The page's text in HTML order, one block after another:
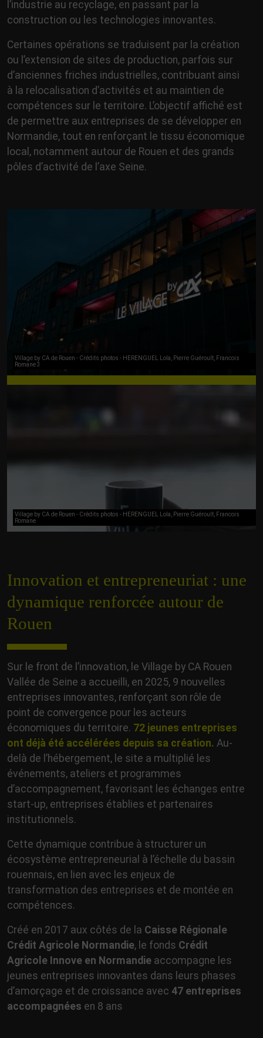
l’industrie au recyclage, en passant par la
construction ou les technologies innovantes.
Certaines opérations se traduisent par la création
ou l’extension de sites de production, parfois sur
d’anciennes friches industrielles, contribuant ainsi
à la relocalisation d’activités et au maintien de
compétences sur le territoire. L’objectif affiché est
de permettre aux entreprises de se développer en
Normandie, tout en renforçant le tissu économique
local, notamment autour de Rouen et des grands
pôles d’activité de l’axe Seine.
Village by CA de Rouen - Crédits photos - HERENGUEL Lola, Pierre Guéroult, Francois
Romane 3
Village by CA de Rouen - Crédits photos - HERENGUEL Lola, Pierre Guéroult, Francois
Romane
Innovation et entrepreneuriat : une
dynamique renforcée autour de
Rouen
Sur le front de l’innovation, le Village by CA Rouen
Vallée de Seine a accueilli, en 2025, 9 nouvelles
entreprises innovantes, renforçant son rôle de
point de convergence pour les acteurs
économiques du territoire. 72 jeunes entreprises
ont déjà été accélérées depuis sa création. Au-
delà de l’hébergement, le site a multiplié les
événements, ateliers et programmes
d’accompagnement, favorisant les échanges entre
start-up, entreprises établies et partenaires
institutionnels.
Cette dynamique contribue à structurer un
écosystème entrepreneurial à l’échelle du bassin
rouennais, en lien avec les enjeux de
transformation des entreprises et de montée en
compétences.
Créé en 2017 aux côtés de la Caisse Régionale
Crédit Agricole Normandie, le fonds Crédit
Agricole Innove en Normandie accompagne les
jeunes entreprises innovantes dans leurs phases
d’amorçage et de croissance avec 47 entreprises
accompagnées en 8 ans